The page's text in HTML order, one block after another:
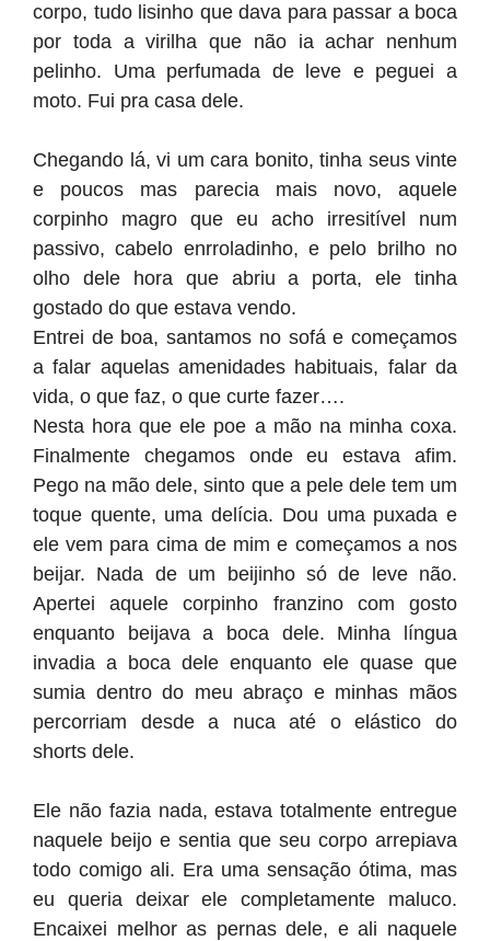
corpo, tudo lisinho que dava para passar a boca
por toda a virilha que não ia achar nenhum
pelinho. Uma perfumada de leve e peguei a
moto. Fui pra casa dele.
Chegando lá, vi um cara bonito, tinha seus vinte
e poucos mas parecia mais novo, aquele
corpinho magro que eu acho irresitível num
passivo, cabelo enrroladinho, e pelo brilho no
olho dele hora que abriu a porta, ele tinha
gostado do que estava vendo.
Entrei de boa, santamos no sofá e começamos
a falar aquelas amenidades habituais, falar da
vida, o que faz, o que curte fazer….
Nesta hora que ele poe a mão na minha coxa.
Finalmente chegamos onde eu estava afim.
Pego na mão dele, sinto que a pele dele tem um
toque quente, uma delícia. Dou uma puxada e
ele vem para cima de mim e começamos a nos
beijar. Nada de um beijinho só de leve não.
Apertei aquele corpinho franzino com gosto
enquanto beijava a boca dele. Minha língua
invadia a boca dele enquanto ele quase que
sumia dentro do meu abraço e minhas mãos
percorriam desde a nuca até o elástico do
shorts dele.
Ele não fazia nada, estava totalmente entregue
naquele beijo e sentia que seu corpo arrepiava
todo comigo ali. Era uma sensação ótima, mas
eu queria deixar ele completamente maluco.
Encaixei melhor as pernas dele, e ali naquele